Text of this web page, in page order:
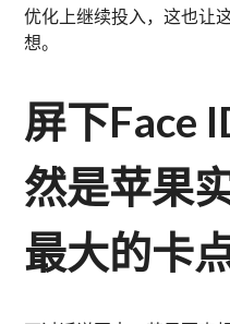
优化上继续投入，这也让
想。
屏下Face
然是苹果
最大的卡